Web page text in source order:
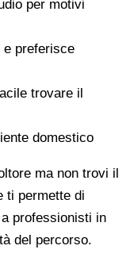
per motivi
e preferisce
trovare il
domestico
ma non trovi il
ti permette di
professionisti in
del percorso.